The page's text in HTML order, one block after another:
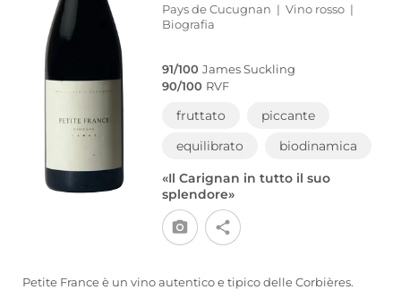
Pays de Cucugnan | Vino rosso |
Biografia
91/100 James Suckling
90/100 RVF
fruttato
piccante
equilibrato
biodinamica
«Il Carignan in tutto il suo
splendore»
Petite France è un vino autentico e tipico delle Corbières.